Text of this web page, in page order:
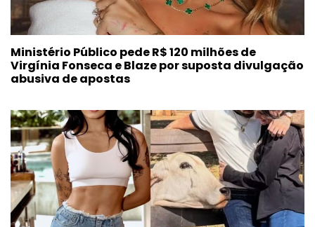
Ministério Público pede R$ 120 milhões de
Virgínia Fonseca e Blaze por suposta divulgação
abusiva de apostas